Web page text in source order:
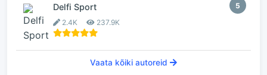
5
Delfi Sport
2.4K 237.9K
Vaata kõiki autoreid